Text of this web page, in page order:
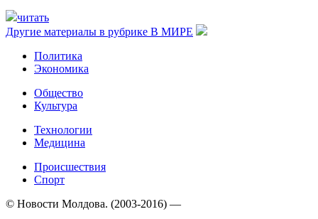
читать
Другие материалы в рубрике В МИРЕ
Политика
Экономика
Общество
Культура
Технологии
Медицина
Происшествия
Спорт
© Новости Молдова. (2003-2016) —